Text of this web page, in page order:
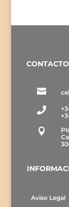
CONTACTO



Aviso Legal